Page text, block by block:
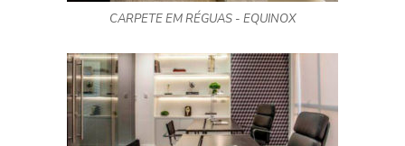
CARPETE EM RÉGUAS - EQUINOX